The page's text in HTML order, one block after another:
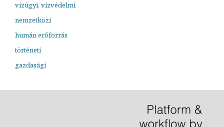
vízügyi, vízvédelmi
nemzetközi
humán erőforrás
történeti
gazdasági